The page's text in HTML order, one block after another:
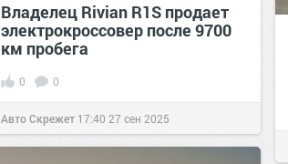
Владелец Rivian R1S продает
электрокроссовер после 9700
км пробега
0 0
Авто Скрежет 17:40 27 сен 2025